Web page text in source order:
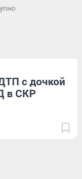
с дочкой
в СКР